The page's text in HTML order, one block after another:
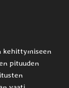
kehittymiseen
pituuden